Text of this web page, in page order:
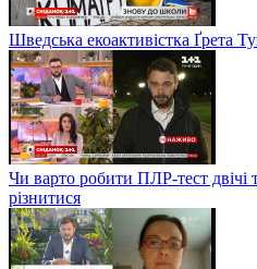
Шведська екоактивістка Ґрета
Чи варто робити ПЛР-тест двічі
різнитися